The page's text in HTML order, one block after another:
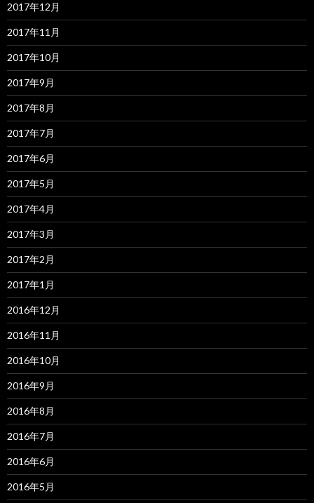
2017年12月
2017年11月
2017年10月
2017年9月
2017年8月
2017年7月
2017年6月
2017年5月
2017年4月
2017年3月
2017年2月
2017年1月
2016年12月
2016年11月
2016年10月
2016年9月
2016年8月
2016年7月
2016年6月
2016年5月